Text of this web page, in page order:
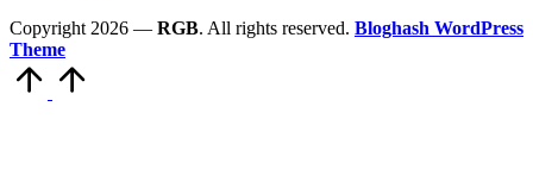
Copyright 2026 — RGB. All rights reserved. Bloghash WordPress
Theme